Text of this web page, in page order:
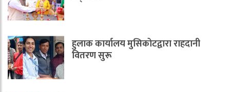
हुलाक कार्यालय मुसिकोटद्वारा राहदानी
वितरण सुरू